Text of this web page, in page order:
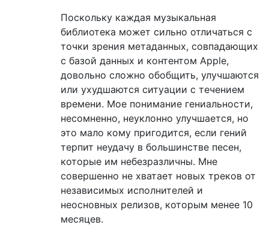
Поскольку каждая музыкальная
библиотека может сильно отличаться с
точки зрения метаданных, совпадающих
с базой данных и контентом Apple,
довольно сложно обобщить, улучшаются
или ухудшаются ситуации с течением
времени. Мое понимание гениальности,
несомненно, неуклонно улучшается, но
это мало кому пригодится, если гений
терпит неудачу в большинстве песен,
которые им небезразличны. Мне
совершенно не хватает новых треков от
независимых исполнителей и
неосновных релизов, которым менее 10
месяцев.